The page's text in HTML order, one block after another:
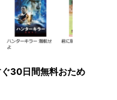
30日間無料おため